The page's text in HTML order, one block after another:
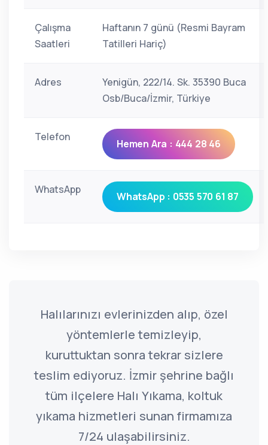
Çalışma
Saatleri
Haftanın 7 günü (Resmi Bayram
Tatilleri Hariç)
Adres
Yenigün, 222/14. Sk. 35390 Buca
Osb/Buca/İzmir, Türkiye
Telefon
Hemen Ara : 444 28 46
WhatsApp
WhatsApp : 0535 570 61 87
Halılarınızı evlerinizden alıp, özel
yöntemlerle temizleyip,
kuruttuktan sonra tekrar sizlere
teslim ediyoruz. İzmir şehrine bağlı
tüm ilçelere Halı Yıkama, koltuk
yıkama hizmetleri sunan firmamıza
7/24 ulaşabilirsiniz.